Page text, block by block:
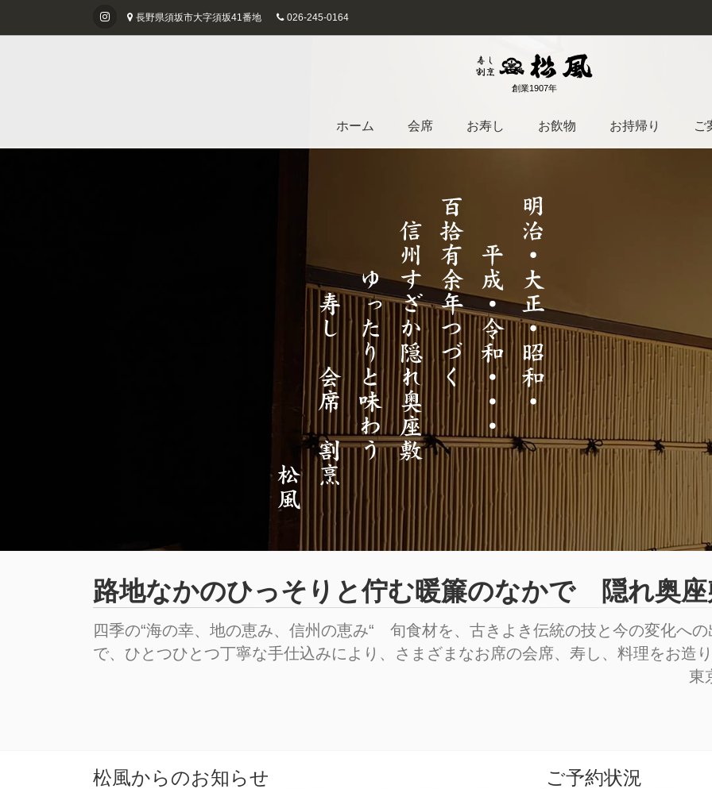
長野県須坂市大字須坂41番地 026-245-0164
創業1907年
ホーム 会席 お寿し お飲物 お持帰り ご
路地なかのひっそりと佇む暖簾のなかで 隠れ奥座
四季の“海の幸、地の恵み、信州の恵み“ 旬食材を、古きよき伝統の技と今の変化へ
で、ひとつひとつ丁寧な手仕込みにより、さまざまなお席の会席、寿し、料理をお造
東
松風からのお知らせ ご予約状況